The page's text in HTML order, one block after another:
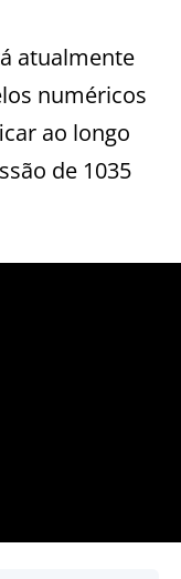
atualmente
numéricos
ao longo
de 1035